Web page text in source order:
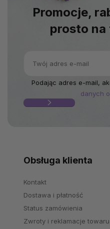
Promocje,
prosto
Podając adres e-mail,
danych
Obsługa klienta
Kontakt
Dostawa i płatność
Status zamówienia
Zwroty i reklamacje towaru